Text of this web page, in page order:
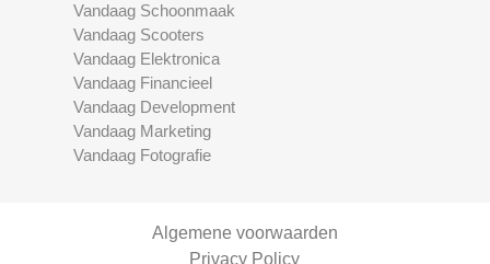
Vandaag Schoonmaak
Vandaag Scooters
Vandaag Elektronica
Vandaag Financieel
Vandaag Development
Vandaag Marketing
Vandaag Fotografie
Algemene voorwaarden
Privacy Policy